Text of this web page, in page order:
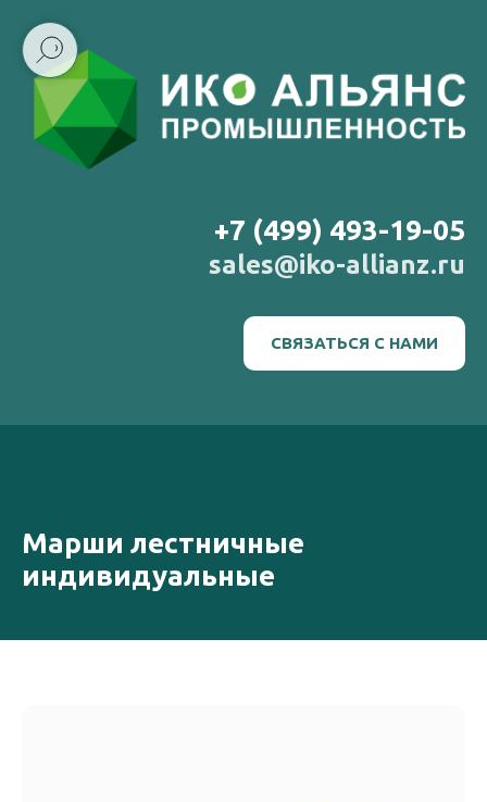
+7 (499) 493-19-05
sales@iko-allianz.ru
СВЯЗАТЬСЯ С НАМИ
Марши лестничные
индивидуальные